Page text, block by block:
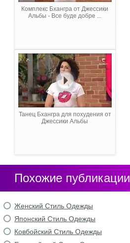
Комплекс Бхангра от Джессики
Альбы - Все буде добре ...
Танец Бхангра для похудения от
Джессики Альбы
Похожие публикации
Женский Стиль Одежды
Японский Стиль Одежды
Ковбойский Стиль Одежды